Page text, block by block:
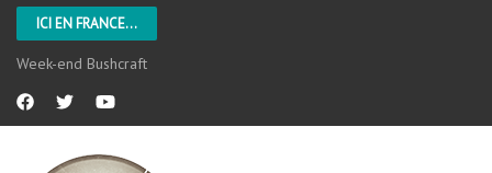
ICI EN FRANCE...
Week-end Bushcraft